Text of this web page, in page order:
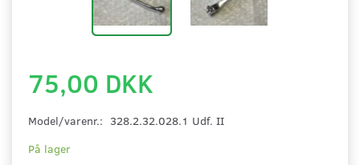
75,00 DKK
Model/varenr.: 328.2.32.028.1 Udf. II
På lager